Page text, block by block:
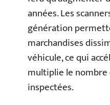
années. Les
génération
marchandises
véhicule, ce qui
multiplie le
inspectées.